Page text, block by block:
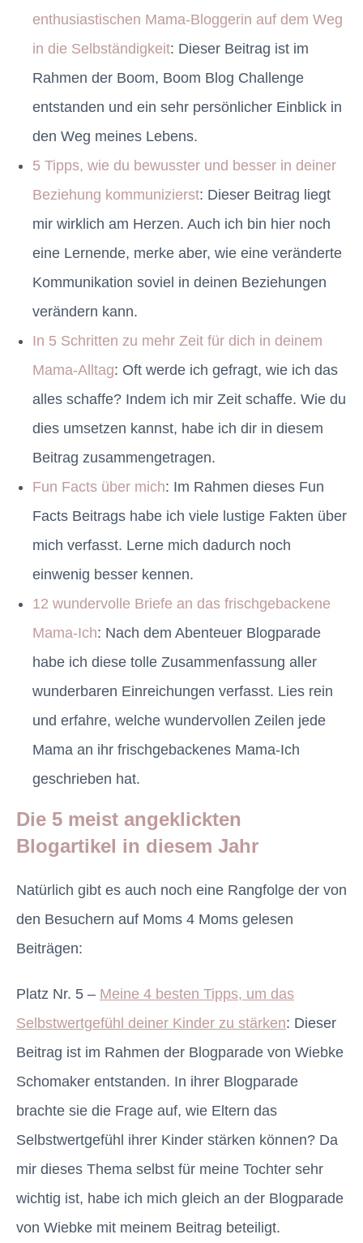
enthusiastischen Mama-Bloggerin auf dem Weg
in die Selbständigkeit: Dieser Beitrag ist im
Rahmen der Boom, Boom Blog Challenge
entstanden und ein sehr persönlicher Einblick in
den Weg meines Lebens.
5 Tipps, wie du bewusster und besser in deiner
Beziehung kommunizierst: Dieser Beitrag liegt
mir wirklich am Herzen. Auch ich bin hier noch
eine Lernende, merke aber, wie eine veränderte
Kommunikation soviel in deinen Beziehungen
verändern kann.
In 5 Schritten zu mehr Zeit für dich in deinem
Mama-Alltag: Oft werde ich gefragt, wie ich das
alles schaffe? Indem ich mir Zeit schaffe. Wie du
dies umsetzen kannst, habe ich dir in diesem
Beitrag zusammengetragen.
Fun Facts über mich: Im Rahmen dieses Fun
Facts Beitrags habe ich viele lustige Fakten über
mich verfasst. Lerne mich dadurch noch
einwenig besser kennen.
12 wundervolle Briefe an das frischgebackene
Mama-Ich: Nach dem Abenteuer Blogparade
habe ich diese tolle Zusammenfassung aller
wunderbaren Einreichungen verfasst. Lies rein
und erfahre, welche wundervollen Zeilen jede
Mama an ihr frischgebackenes Mama-Ich
geschrieben hat.
Die 5 meist angeklickten
Blogartikel in diesem Jahr
Natürlich gibt es auch noch eine Rangfolge der von
den Besuchern auf Moms 4 Moms gelesen
Beiträgen:
Platz Nr. 5 – Meine 4 besten Tipps, um das
Selbstwertgefühl deiner Kinder zu stärken: Dieser
Beitrag ist im Rahmen der Blogparade von Wiebke
Schomaker entstanden. In ihrer Blogparade
brachte sie die Frage auf, wie Eltern das
Selbstwertgefühl ihrer Kinder stärken können? Da
mir dieses Thema selbst für meine Tochter sehr
wichtig ist, habe ich mich gleich an der Blogparade
von Wiebke mit meinem Beitrag beteiligt.